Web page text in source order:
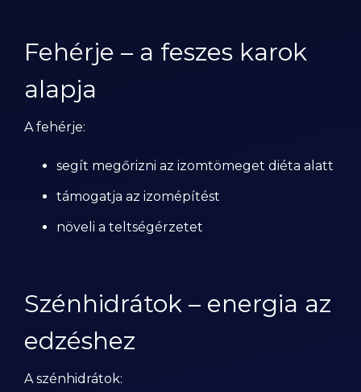
Fehérje – a feszes karok
alapja
A fehérje:
segít megőrizni az izomtömeget diéta alatt
támogatja az izomépítést
növeli a teltségérzetet
Szénhidrátok – energia az
edzéshez
A szénhidrátok: